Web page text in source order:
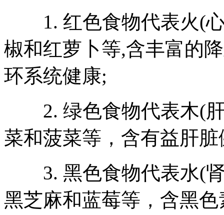
1. 红色食物代表火(心
椒和红萝卜等,含丰富的
环系统健康;
2. 绿色食物代表木(肝
菜和菠菜等，含有益肝
3. 黑色食物代表水(肾
黑芝麻和蓝莓等，含黑